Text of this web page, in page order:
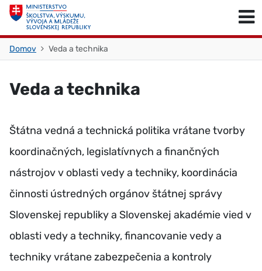
Skočiť na obsah
Domov Veda a technika
Veda a technika
Štátna vedná a technická politika vrátane tvorby
koordinačných, legislatívnych a finančných
nástrojov v oblasti vedy a techniky, koordinácia
činnosti ústredných orgánov štátnej správy
Slovenskej republiky a Slovenskej akadémie vied v
oblasti vedy a techniky, financovanie vedy a
techniky vrátane zabezpečenia a kontroly
Skočiť na začiatok stránky